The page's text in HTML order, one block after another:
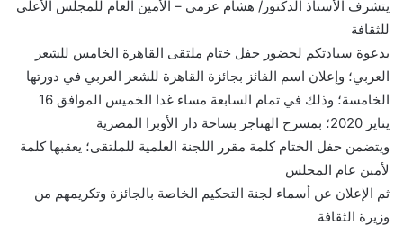
يتشرف الأستاذ الدكتور/ هشام عزمي – الأمين العام للمجلس الأعلى
للثقافة
بدعوة سيادتكم لحضور حفل ختام ملتقى القاهرة الخامس للشعر
العربي؛ وإعلان اسم الفائز بجائزة القاهرة للشعر العربي في دورتها
الخامسة؛ وذلك في تمام السابعة مساء غدا الخميس الموافق 16
يناير 2020؛ بمسرح الهناجر بساحة دار الأوبرا المصرية
ويتضمن حفل الختام كلمة مقرر اللجنة العلمية للملتقى؛ يعقبها كلمة
لأمين عام المجلس
ثم الإعلان عن أسماء لجنة التحكيم الخاصة بالجائزة وتكريمهم من
وزيرة الثقافة